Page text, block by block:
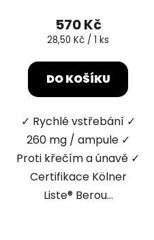
produktu
je
z
570 Kč
Měrná
28,50 Kč / 1 ks
DO KOŠÍKU
✓ Rychlé vstřebání ✓
260 mg / ampule ✓
Proti křečím a únavě ✓
Certifikace Kölner
Liste® Berou...